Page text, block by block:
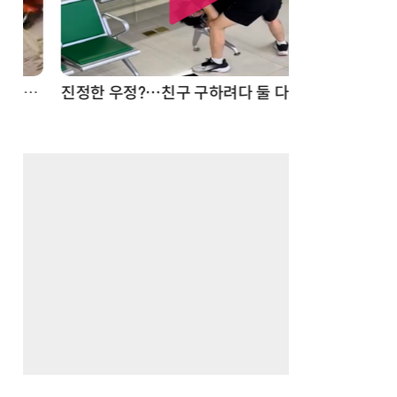
진정한 우정?…친구 구하려다 둘 다 의자 틈에 목이 낀 순간